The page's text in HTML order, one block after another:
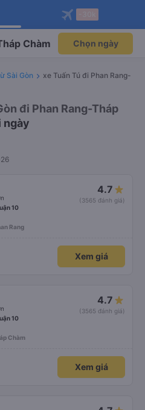
ngay!
viên độc
Mở app
vé máy bay qua
Mở app
Chàm Chọn ngày
Sài Gòn
xe Tuấn Tú đi Phan Rang-
đi Phan Rang-Tháp
ngày
4.7
(3565 đánh giá)
10
Rang
Xem giá
4.7
(3565 đánh giá)
10
Chàm
Xem giá